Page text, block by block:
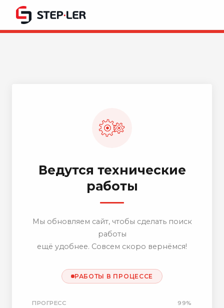
Ведутся технические
работы
Мы обновляем сайт, чтобы сделать поиск
работы
ещё удобнее. Совсем скоро вернёмся!
РАБОТЫ В ПРОЦЕССЕ
ПРОГРЕСС 99%